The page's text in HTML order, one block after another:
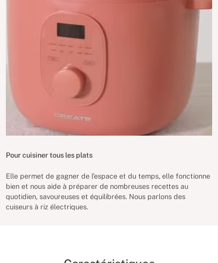
Pour cuisiner tous les plats
Elle permet de gagner de l’espace et du temps, elle fonctionne
bien et nous aide à préparer de nombreuses recettes au
quotidien, savoureuses et équilibrées. Nous parlons des
cuiseurs à riz électriques.